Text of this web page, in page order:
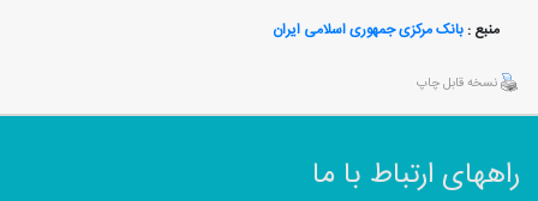
منبع : بانک مرکزی جمهوری اسلامی ایران
نسخه قابل چاپ
راههای ارتباط با ما